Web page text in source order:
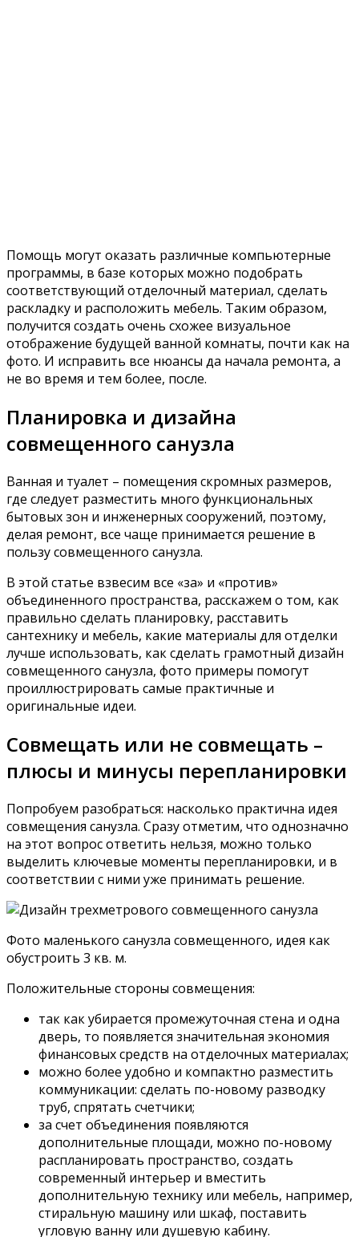
дополнительную технику или мебель, например,
стиральную машину или шкаф, поставить
угловую ванну или душевую кабину.
Минимализм как нельзя лучше подходит для
маленького совмещенного санузла
неудобства, как затраты, и не маленькие, на
перепланировку, так как данное мероприятие в
обязательном порядке требует согласования и все
Фото дизайна совмещенного санузла, эргономичная
расстановка сантехники
Так же санузел лучше не совмещать, если семья
многочисленная и в ней есть дети. Ну и конечно,
совместить санузел не представляется возможным,
если стена между ванной и туалетом несущая.
Оригинальное оформление санузла, варианты
комбинирования материалов
Планировка совмещенного
санузла
Проект совмещенного санузла выполняется так,
чтобы в совокупности добиться максимального
комфорта и функциональности помещения.
Помещение будет эргономичным если, при
организации пространства следует учитывать
следующие рекомендации:
оставлять 700-105 мм свободного места.
Расстояние от ванны до вешалок и
Перед унитазом должно быть 600 мм
свободного пространства, по бокам от его
центральной оси 400 мм.
Смывная труба должна быть направлена от
писуарного лотка вниз к отверстию
канализации под углом в 45 о .
Раковина для умывания размещается на высоте
800-860 мм от пола, ее удобная ширина 500-600
мм.
От умывальника до боковой стены должно быть
хотя бы 200 мм, чтобы не биться локтями.
От умывальника до унитаза не менее 250 мм.
Перед умывальником следует оставить 700 мм
свободного пространства.